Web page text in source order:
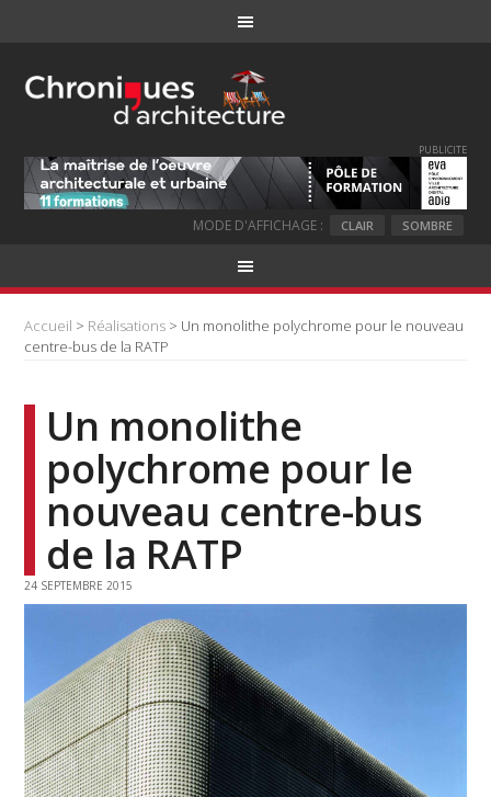
PUBLICITE
MODE D'AFFICHAGE : CLAIR SOMBRE
Accueil > Réalisations > Un monolithe polychrome pour le nouveau
centre-bus de la RATP
Un monolithe
polychrome pour le
nouveau centre-bus
de la RATP
24 SEPTEMBRE 2015